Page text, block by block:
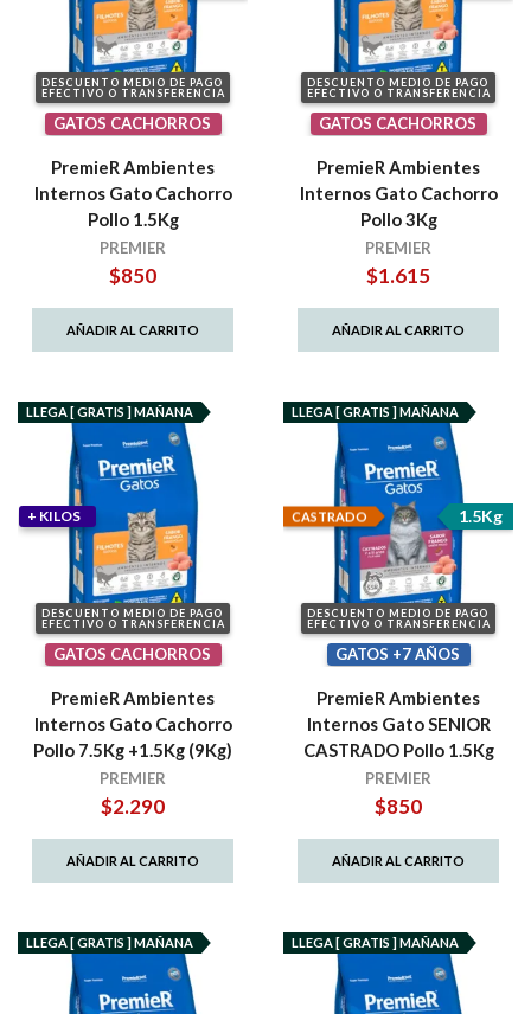
DESCUENTO MEDIO DE PAGO
EFECTIVO O TRANSFERENCIA
GATOS CACHORROS
PremieR Ambientes
Internos Gato Cachorro
Pollo 1.5Kg
PREMIER
$850
AÑADIR AL CARRITO
DESCUENTO MEDIO DE PAGO
EFECTIVO O TRANSFERENCIA
GATOS CACHORROS
PremieR Ambientes
Internos Gato Cachorro
Pollo 3Kg
PREMIER
$1.615
AÑADIR AL CARRITO
DESCUENTO MEDIO DE PAGO
EFECTIVO O TRANSFERENCIA
+ KILOS
LLEGA [ GRATIS ] MAÑANA
GATOS CACHORROS
PremieR Ambientes
Internos Gato Cachorro
Pollo 7.5Kg +1.5Kg (9Kg)
PREMIER
$2.290
AÑADIR AL CARRITO
DESCUENTO MEDIO DE PAGO
EFECTIVO O TRANSFERENCIA
CASTRADO 1.5Kg
LLEGA [ GRATIS ] MAÑANA
GATOS +7 AÑOS
PremieR Ambientes
Internos Gato SENIOR
CASTRADO Pollo 1.5Kg
PREMIER
$850
AÑADIR AL CARRITO
LLEGA [ GRATIS ] MAÑANA LLEGA [ GRATIS ] MAÑANA